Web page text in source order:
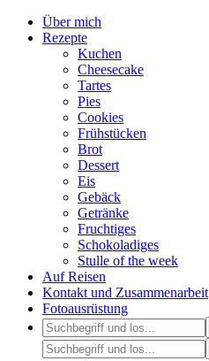
Über mich
Rezepte
Kuchen
Cheesecake
Tartes
Pies
Cookies
Frühstücken
Brot
Dessert
Eis
Gebäck
Getränke
Fruchtiges
Schokoladiges
Stulle of the week
Auf Reisen
Kontakt und Zusammenarbeit
Fotoausrüstung